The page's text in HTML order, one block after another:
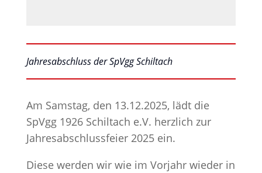
Jahresabschluss der SpVgg Schiltach
Am Samstag, den 13.12.2025, lädt die
SpVgg 1926 Schiltach e.V. herzlich zur
Jahresabschlussfeier 2025 ein.
Diese werden wir wie im Vorjahr wieder in